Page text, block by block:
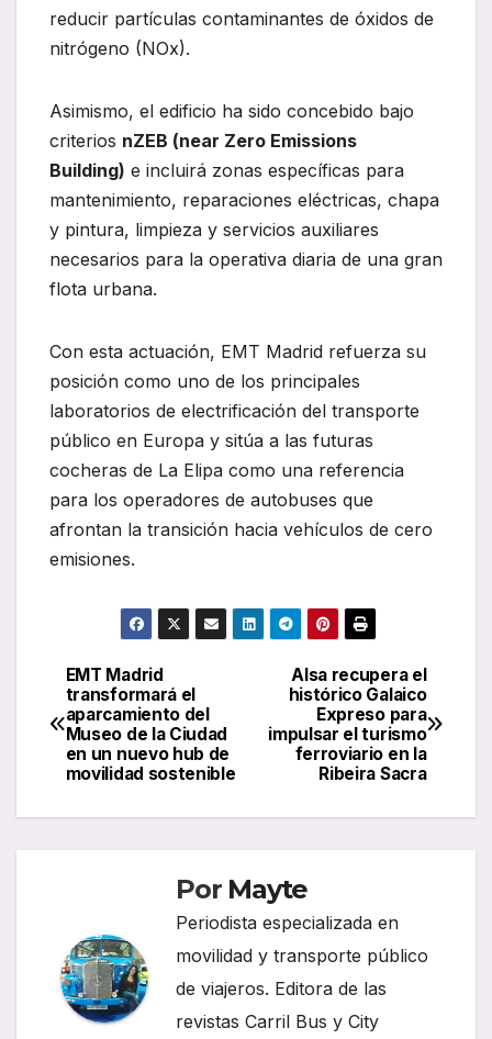
reducir partículas contaminantes de óxidos de
nitrógeno (NOx).
Asimismo, el edificio ha sido concebido bajo
criterios nZEB (near Zero Emissions
Building) e incluirá zonas específicas para
mantenimiento, reparaciones eléctricas, chapa
y pintura, limpieza y servicios auxiliares
necesarios para la operativa diaria de una gran
flota urbana.
Con esta actuación, EMT Madrid refuerza su
posición como uno de los principales
laboratorios de electrificación del transporte
público en Europa y sitúa a las futuras
cocheras de La Elipa como una referencia
para los operadores de autobuses que
afrontan la transición hacia vehículos de cero
emisiones.
Navegación
de
entradas
Alsa recupera el
histórico Galaico
Expreso para
impulsar el turismo
ferroviario en la
Ribeira Sacra
EMT Madrid
transformará el
aparcamiento del
Museo de la Ciudad
en un nuevo hub de
movilidad sostenible
Por Mayte
Periodista especializada en
movilidad y transporte público
de viajeros. Editora de las
revistas Carril Bus y City